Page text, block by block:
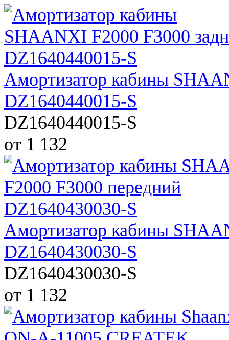
Амортизатор кабины
DZ1640440015-S
DZ1640440015-S
от 1 132
Амортизатор кабины
DZ1640430030-S
DZ1640430030-S
от 1 132